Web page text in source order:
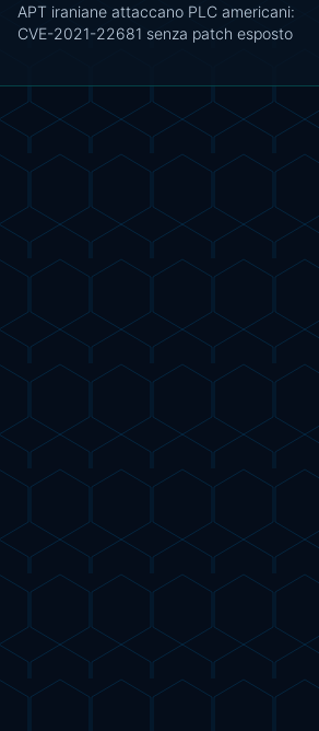
APT iraniane attaccano PLC americani:
CVE-2021-22681 senza patch esposto